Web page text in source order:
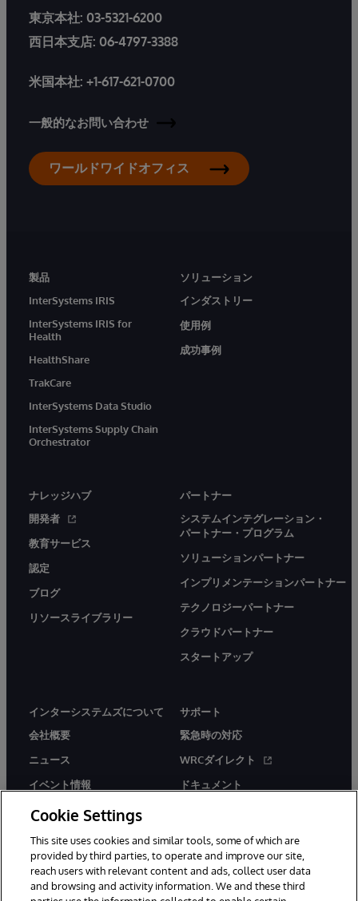
東京本社: 03-5321-6200
西日本支店: 06-4797-3388
米国本社: +1-617-621-0700
一般的なお問い合わせ
ワールドワイドオフィス
製品
InterSystems IRIS
InterSystems IRIS for
Health
HealthShare
TrakCare
InterSystems Data Studio
InterSystems Supply Chain
Orchestrator
ソリューション
インダストリー
使用例
成功事例
ナレッジハブ
開発者
教育サービス
認定
ブログ
リソースライブラリー
パートナー
システムインテグレーション・
パートナー・プログラム
ソリューションパートナー
インプリメンテーションパートナー
テクノロジーパートナー
クラウドパートナー
スタートアップ
インターシステムズについて
会社概要
ニュース
イベント情報
採用情報
サポート
緊急時の対応
WRCダイレクト
ドキュメント
Cookie Settings
This site uses cookies and similar tools, some of which are
provided by third parties, to operate and improve our site,
reach users with relevant content and ads, collect user data
and browsing and activity information. We and these third